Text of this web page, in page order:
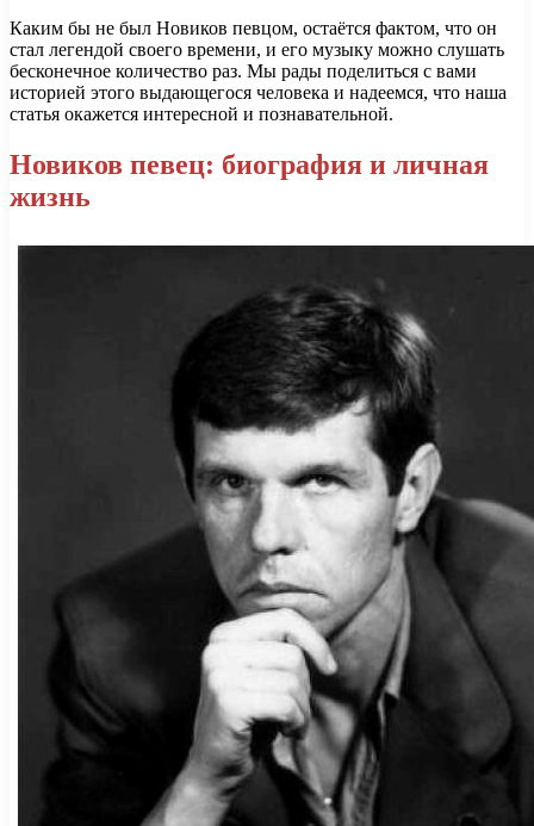
Каким бы не был Новиков певцом, остаётся фактом, что он
стал легендой своего времени, и его музыку можно слушать
бесконечное количество раз. Мы рады поделиться с вами
историей этого выдающегося человека и надеемся, что наша
статья окажется интересной и познавательной.
Новиков певец: биография и личная
жизнь